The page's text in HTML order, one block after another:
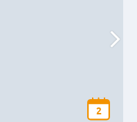
2